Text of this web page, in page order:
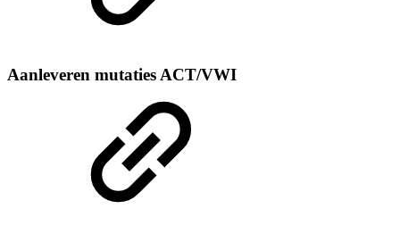
Aanleveren mutaties ACT/VWI